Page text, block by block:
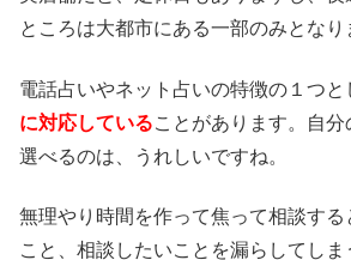
ところは大都市にある一部のみとなり
電話占いやネット占いの特徴の１つと
に対応していることがあります。自
選べるのは、うれしいですね。
無理やり時間を作って焦って相談す
こと、相談したいことを漏らしてしま